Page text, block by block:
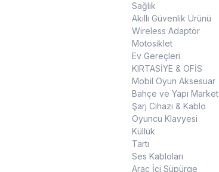
Sağlık
Akıllı Güvenlik Ürünü
Wireless Adaptör
Motosiklet
Ev Gereçleri
KIRTASİYE & OFİS
Mobil Oyun Aksesuar
Bahçe ve Yapı Market
Şarj Cihazı & Kablo
Oyuncu Klavyesi
Küllük
Tartı
Ses Kabloları
Araç İçi Süpürge